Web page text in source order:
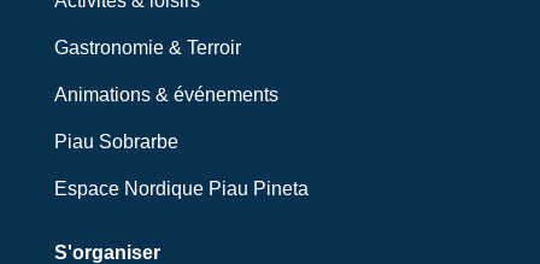
Gastronomie & Terroir
Animations & événements
Piau Sobrarbe
Espace Nordique Piau Pineta
S'organiser